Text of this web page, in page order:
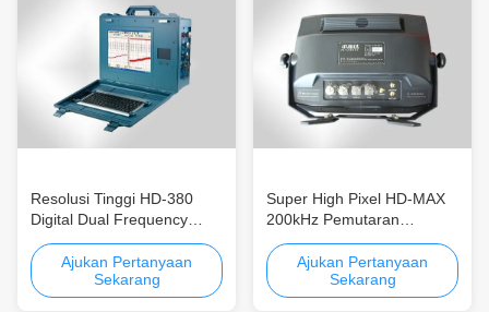
Resolusi Tinggi HD-380
Digital Dual Frequency
Dustproof Single Beam
Echo Sounder Portable
Ajukan Pertanyaan
Sekarang
Super High Pixel HD-MAX
200kHz Pemutaran
Rekaman Single Beam
Echo Sounder Perekaman
Mudah Dan Pemutaran
Beberapa Output
Ajukan Pertanyaan
Sekarang